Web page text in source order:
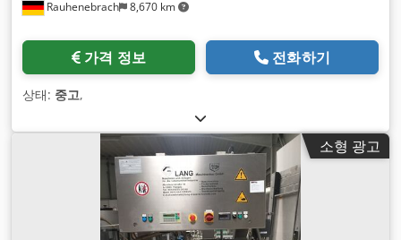
Rauhenebrach 8,670 km
가격 정보 전화하기
상태: 중고,
소형 광고